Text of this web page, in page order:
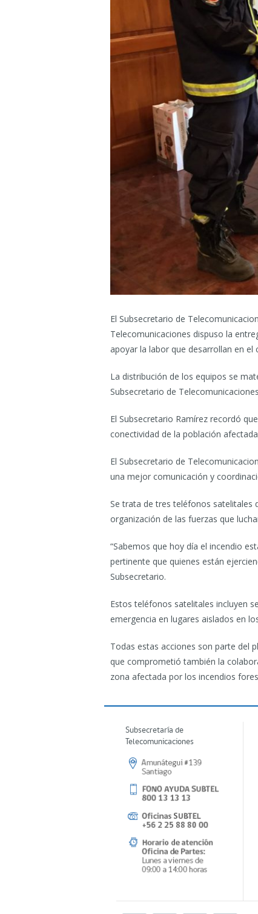
El Subsecretario de
Telecomunicaciones dispuso la
apoyar la labor que desarrollan en
La distribución de los equipos se
Subsecretario de
El Subsecretario Ramírez recordó
conectividad de la población
El Subsecretario de
una mejor comunicación y
Se trata de tres teléfonos satelitales
organización de las fuerzas que
“Sabemos que hoy día el incendio
pertinente que quienes están
Subsecretario.
Estos teléfonos satelitales incluyen
emergencia en lugares aislados en
Todas estas acciones son parte del
que comprometió también la
zona afectada por los incendios
Subsecretaría de
Telecomunicaciones